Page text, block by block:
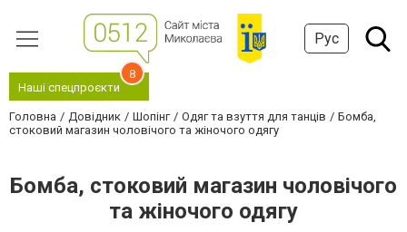
Рус
Наші спецпроєкти
8
Головна Довідник Шопінг Одяг та взуття для танців
Бомба,
стоковий магазин чоловічого та жіночого одягу
Бомба, стоковий магазин чоловічого
та жіночого одягу